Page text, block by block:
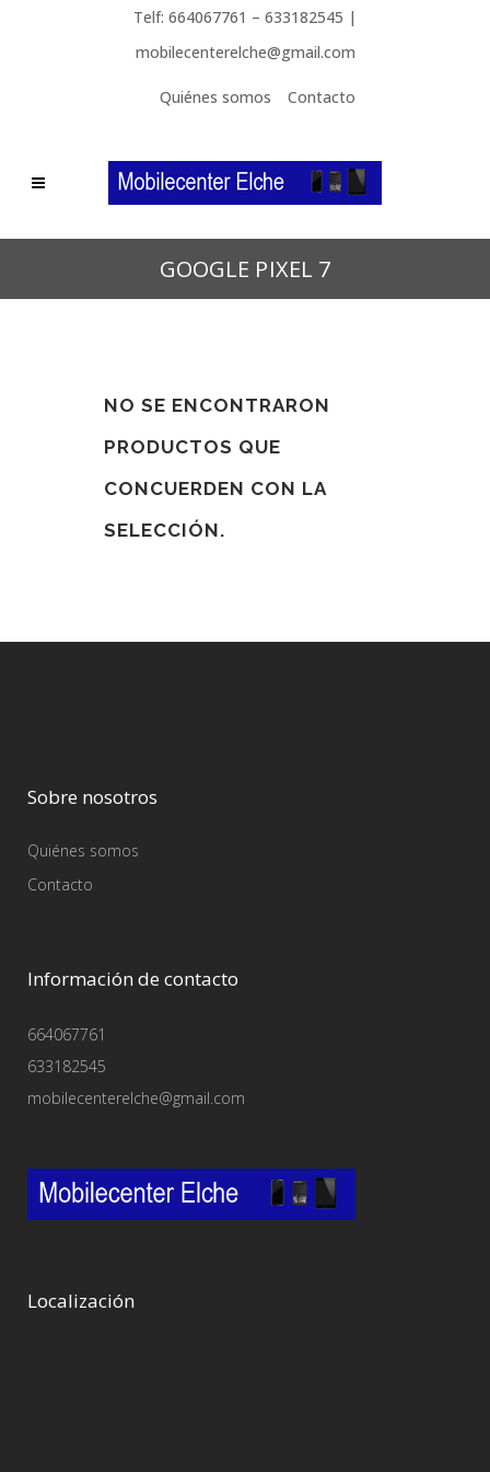
Telf: 664067761 – 633182545 |
mobilecenterelche@gmail.com
Quiénes somos Contacto
GOOGLE PIXEL 7
NO SE ENCONTRARON
PRODUCTOS QUE
CONCUERDEN CON LA
SELECCIÓN.
Sobre nosotros
Quiénes somos
Contacto
Información de contacto
664067761
633182545
mobilecenterelche@gmail.com
Localización